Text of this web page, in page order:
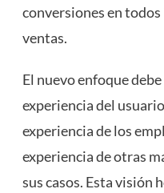
conversiones en
ventas.
El nuevo enfoque
experiencia del
experiencia de los
experiencia de otras
sus casos. Esta visión